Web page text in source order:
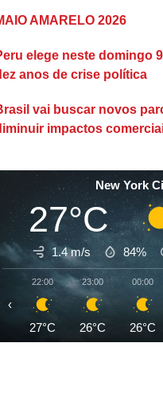
AMARELO 2026
elege neste domingo
anos de crise política
vai buscar novos
impactos
New York
27°C
1.4 m/s 84%
22:00
27°C
23:00
26°C
00:00
26°C
‹